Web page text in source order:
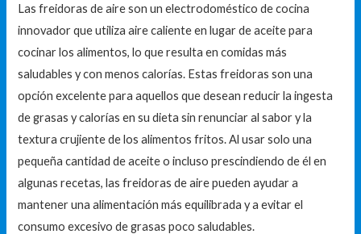
Las freidoras de aire son un electrodoméstico de cocina
innovador que utiliza aire caliente en lugar de aceite para
cocinar los alimentos, lo que resulta en comidas más
saludables y con menos calorías. Estas freidoras son una
opción excelente para aquellos que desean reducir la ingesta
de grasas y calorías en su dieta sin renunciar al sabor y la
textura crujiente de los alimentos fritos. Al usar solo una
pequeña cantidad de aceite o incluso prescindiendo de él en
algunas recetas, las freidoras de aire pueden ayudar a
mantener una alimentación más equilibrada y a evitar el
consumo excesivo de grasas poco saludables.